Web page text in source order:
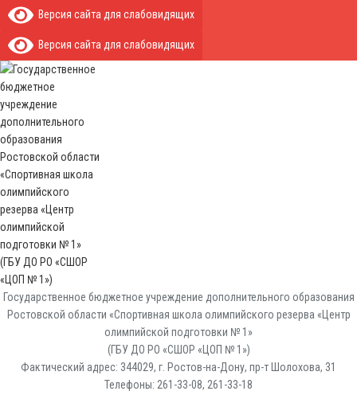
Версия сайта для слабовидящих
Версия сайта для слабовидящих
Государственное бюджетное учреждение дополнительного образования
Ростовской области «Спортивная школа олимпийского резерва «Центр
олимпийской подготовки № 1»
(ГБУ ДО РО «СШОР «ЦОП № 1»)
Фактический адрес: 344029, г. Ростов-на-Дону, пр-т Шолохова, 31
Телефоны: 261-33-08, 261-33-18